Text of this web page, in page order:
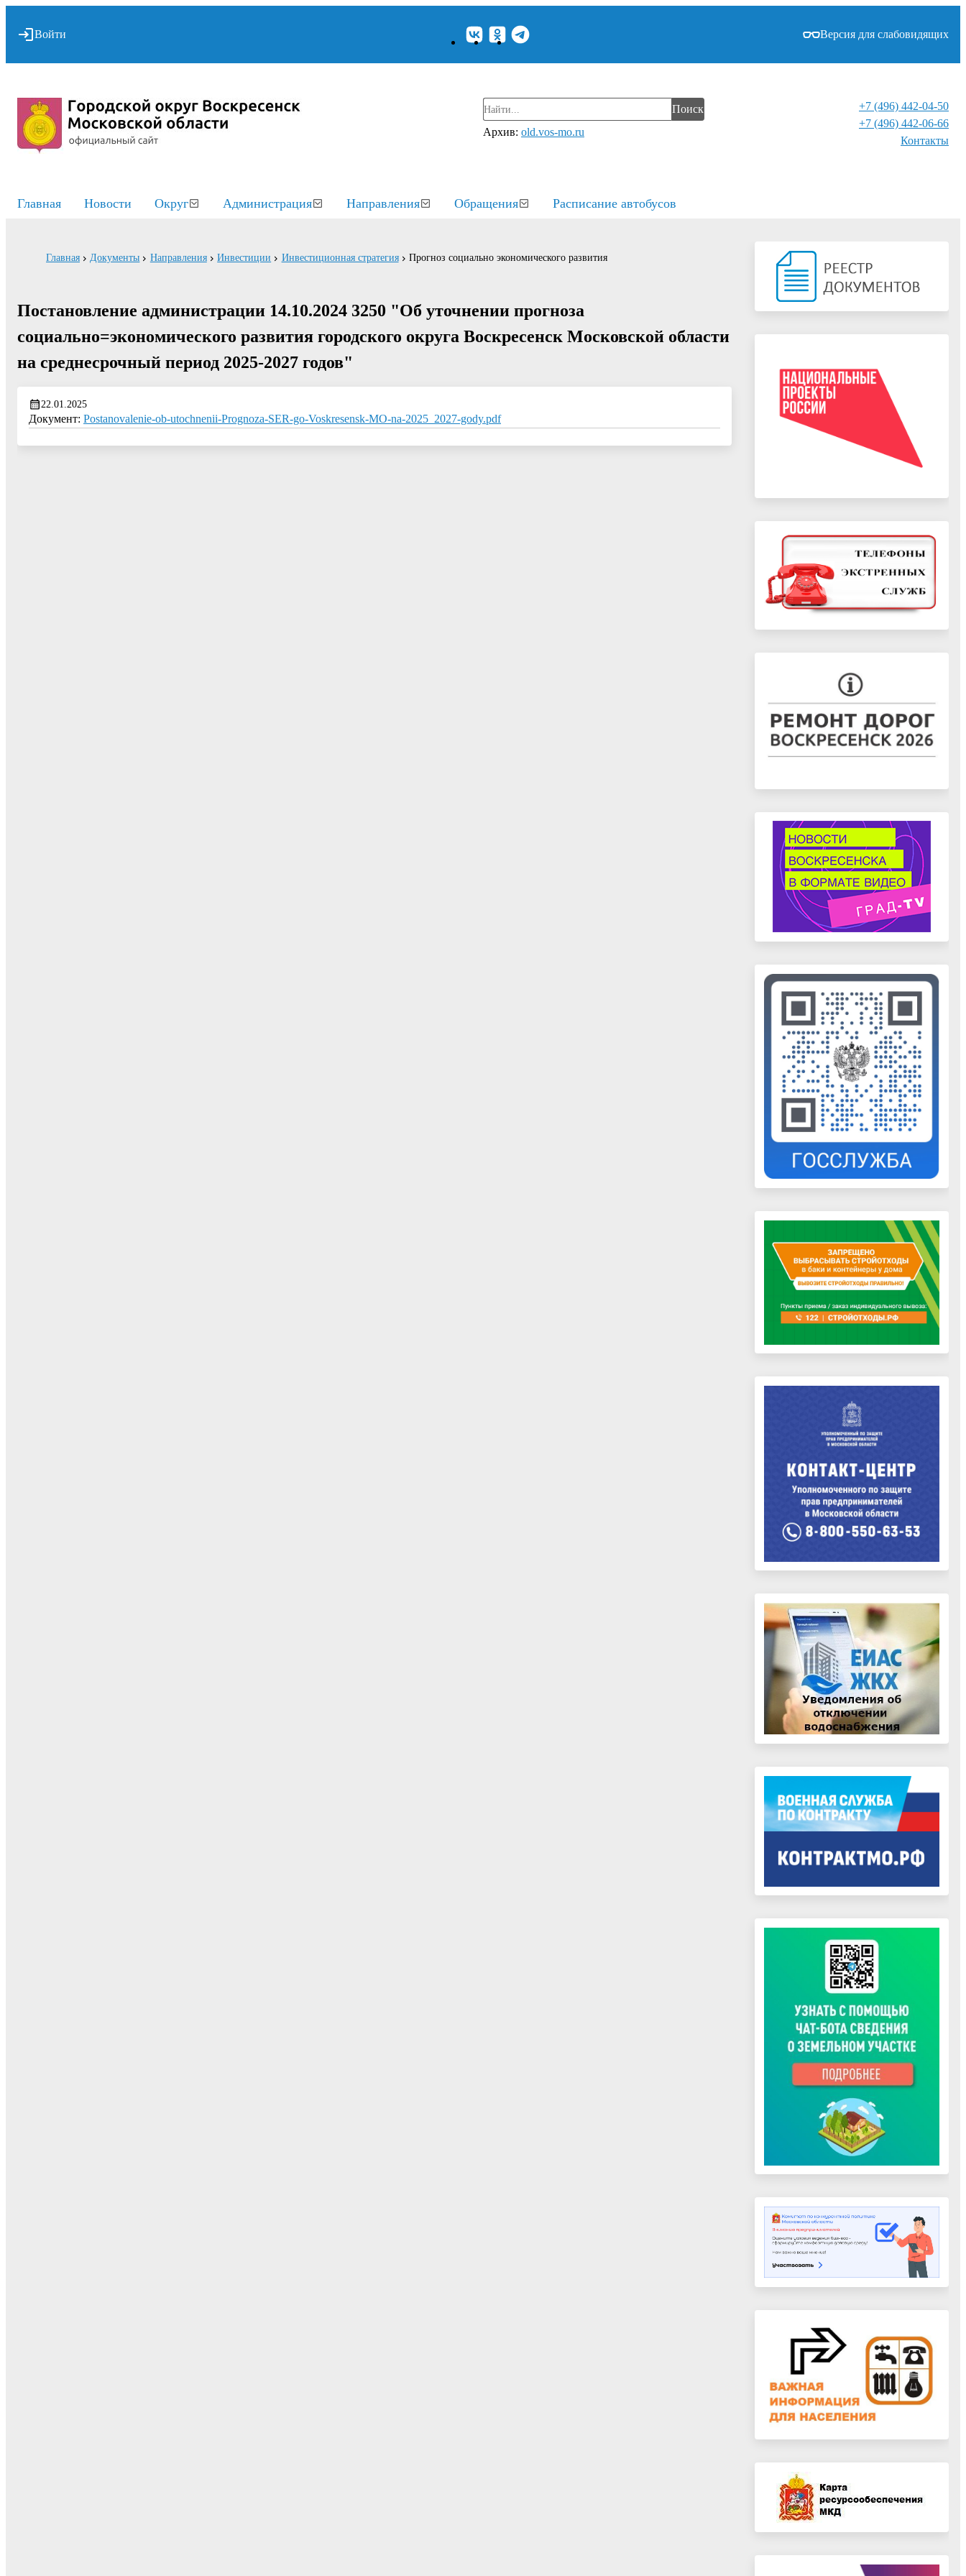
Войти Версия для слабовидящих
Поиск
Архив: old.vos-mo.ru
+7 (496) 442-04-50
+7 (496) 442-06-66
Контакты⁠
Главная Новости Округ Администрация Направления Обращения Расписание автобусов
Главная Документы Направления Инвестиции Инвестиционная стратегия Прогноз социально экономического развития
Постановление администрации 14.10.2024 3250 "Об уточнении прогноза
социально=экономического развития городского округа Воскресенск Московской области
на среднесрочный период 2025-2027 годов"
22.01.2025
Документ: Postanovalenie-ob-utochnenii-Prognoza-SER-go-Voskresensk-MO-na-2025_2027-gody.pdf